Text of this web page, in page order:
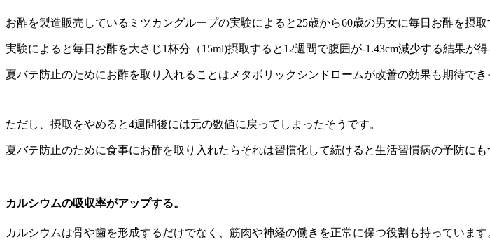
お酢を製造販売しているミツカングループの実験によると25歳から60歳の男女に毎日お酢を摂
実験によると毎日お酢を大さじ1杯分（15ml)摂取すると12週間で腹囲が-1.43cm減少する結果が得
夏バテ防止のためにお酢を取り入れることはメタボリックシンドロームが改善の効果も期待でき
ただし、摂取をやめると4週間後には元の数値に戻ってしまったそうです。
夏バテ防止のために食事にお酢を取り入れたらそれは習慣化して続けると生活習慣病の予防にも
カルシウムの吸収率がアップする。
カルシウムは骨や歯を形成するだけでなく、筋肉や神経の働きを正常に保つ役割も持っています